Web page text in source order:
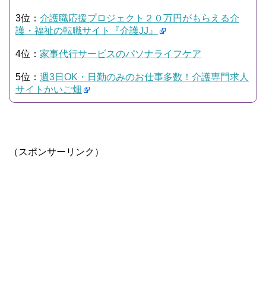
3位： 介護職応援プロジェクト２０万円がもらえる介
護・福祉の転職サイト『介護JJ』
4位： 家事代行サービスのパソナライフケア
5位： 週3日OK・日勤のみのお仕事多数！介護専門求人
サイトかいご畑
（スポンサーリンク）